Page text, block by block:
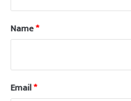
*
Name*
Email*